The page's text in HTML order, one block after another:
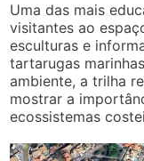
Uma das mais
visitantes ao
esculturas e
tartarugas
ambiente, a trilha
mostrar a
ecossistemas